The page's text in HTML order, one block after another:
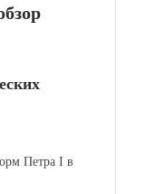
Петра I в